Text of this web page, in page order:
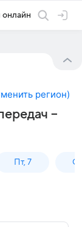
регион)
–
Пт, 7